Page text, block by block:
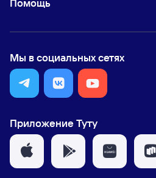
Помощь
Мы в социальных сетях
Приложение Туту